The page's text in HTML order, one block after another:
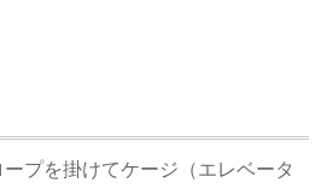
プを掛けてケージ（エレベータ